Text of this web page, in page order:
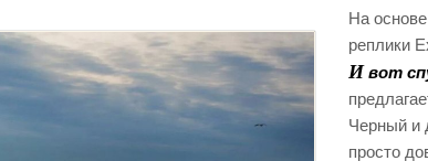
На
реплики
И вот
Черный и
просто